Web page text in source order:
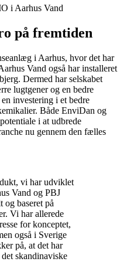
i Aarhus Vand
på fremtiden
i Aarhus, hvor det har
Vand også har installeret
Dermed har selskabet
lugtgener og en bedre
investering i et bedre
Både EnviDan og
i at udbrede
nu gennem den fælles
vi har udviklet
Vand og PBJ
baseret på
Vi har allerede
for konceptet,
også i Sverige
på, at det har
skandinaviske